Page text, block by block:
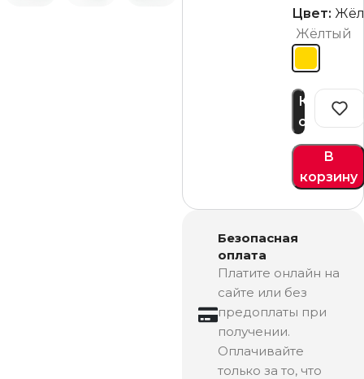
Цвет:
Жёлтый
В
корзину
Купить
сейчас
Безопасная
оплата
Платите онлайн на
сайте или без
предоплаты при
получении.
Оплачивайте
только за то, что